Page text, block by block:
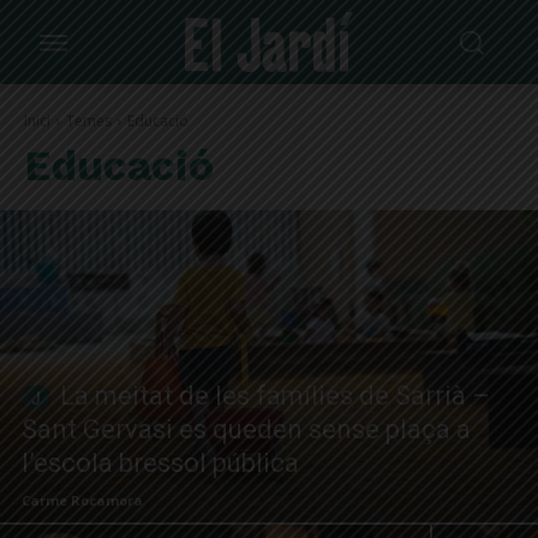
Inici Temes Educació
Educació
La meitat de les famílies de Sarrià –
Sant Gervasi es queden sense plaça a
l’escola bressol pública
Carme Rocamora